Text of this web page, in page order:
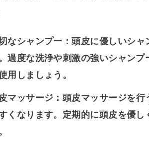
なシャンプー ：頭皮に優しいシ
過度な洗浄や刺激の強いシャン
用しましょう。
マッサージ ：頭皮マッサージを
くなります。定期的に頭皮を優